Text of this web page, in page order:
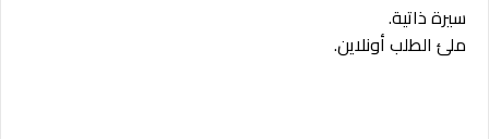
سيرة ذاتية.
ملئ الطلب أونلاين.